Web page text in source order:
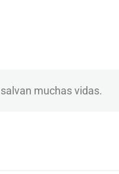
muchas vidas.